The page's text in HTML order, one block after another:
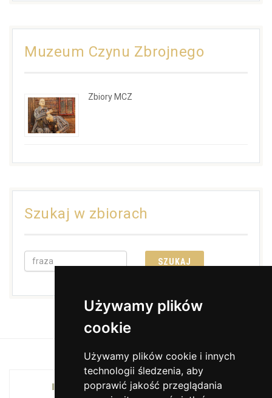
Używamy plików
cookie
Używamy plików cookie i innych
technologii śledzenia, aby
poprawić jakość przeglądania
Muzeum Czynu Zbrojnego
Zbiory MCZ
Szukaj w zbiorach
INSTYTUCJA KULTURY MIASTA KRAKOWA I